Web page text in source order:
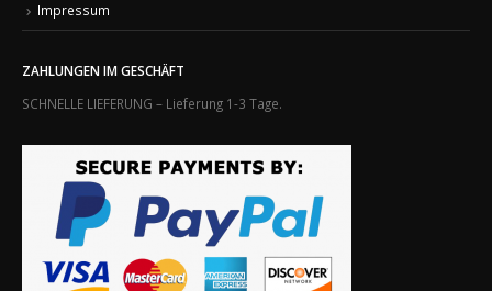
Impressum
ZAHLUNGEN IM GESCHÄFT
SCHNELLE LIEFERUNG – Lieferung 1-3 Tage.